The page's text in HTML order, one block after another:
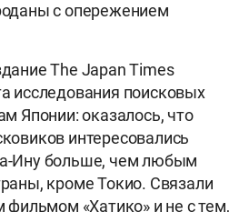
с опережением
The Japan Times
исследования поисковых
Японии: оказалось, что
интересовались
Ину больше, чем любым
кроме Токио. Связали
фильмом «Хатико» и не с тем,